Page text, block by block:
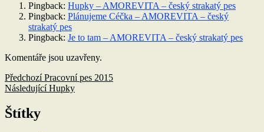
Pingback: Hupky – AMOREVITA – český strakatý pes
Pingback: Plánujeme Céčka – AMOREVITA – český
strakatý pes
Pingback: Je to tam – AMOREVITA – český strakatý pes
Komentáře jsou uzavřeny.
Navigace
pro
příspěvek
Předchozí Předchozí
příspěvek:
Pracovní pes 2015
Následující Následující
Hupky
Štítky